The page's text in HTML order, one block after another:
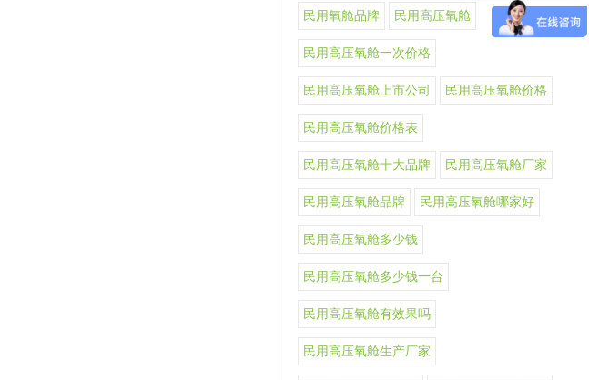
民用氧舱品牌 民用高压氧舱
民用高压氧舱一次价格
民用高压氧舱上市公司 民用高压氧舱价格
民用高压氧舱价格表
民用高压氧舱十大品牌 民用高压氧舱厂家
民用高压氧舱品牌 民用高压氧舱哪家好
民用高压氧舱多少钱
民用高压氧舱多少钱一台
民用高压氧舱有效果吗
民用高压氧舱生产厂家